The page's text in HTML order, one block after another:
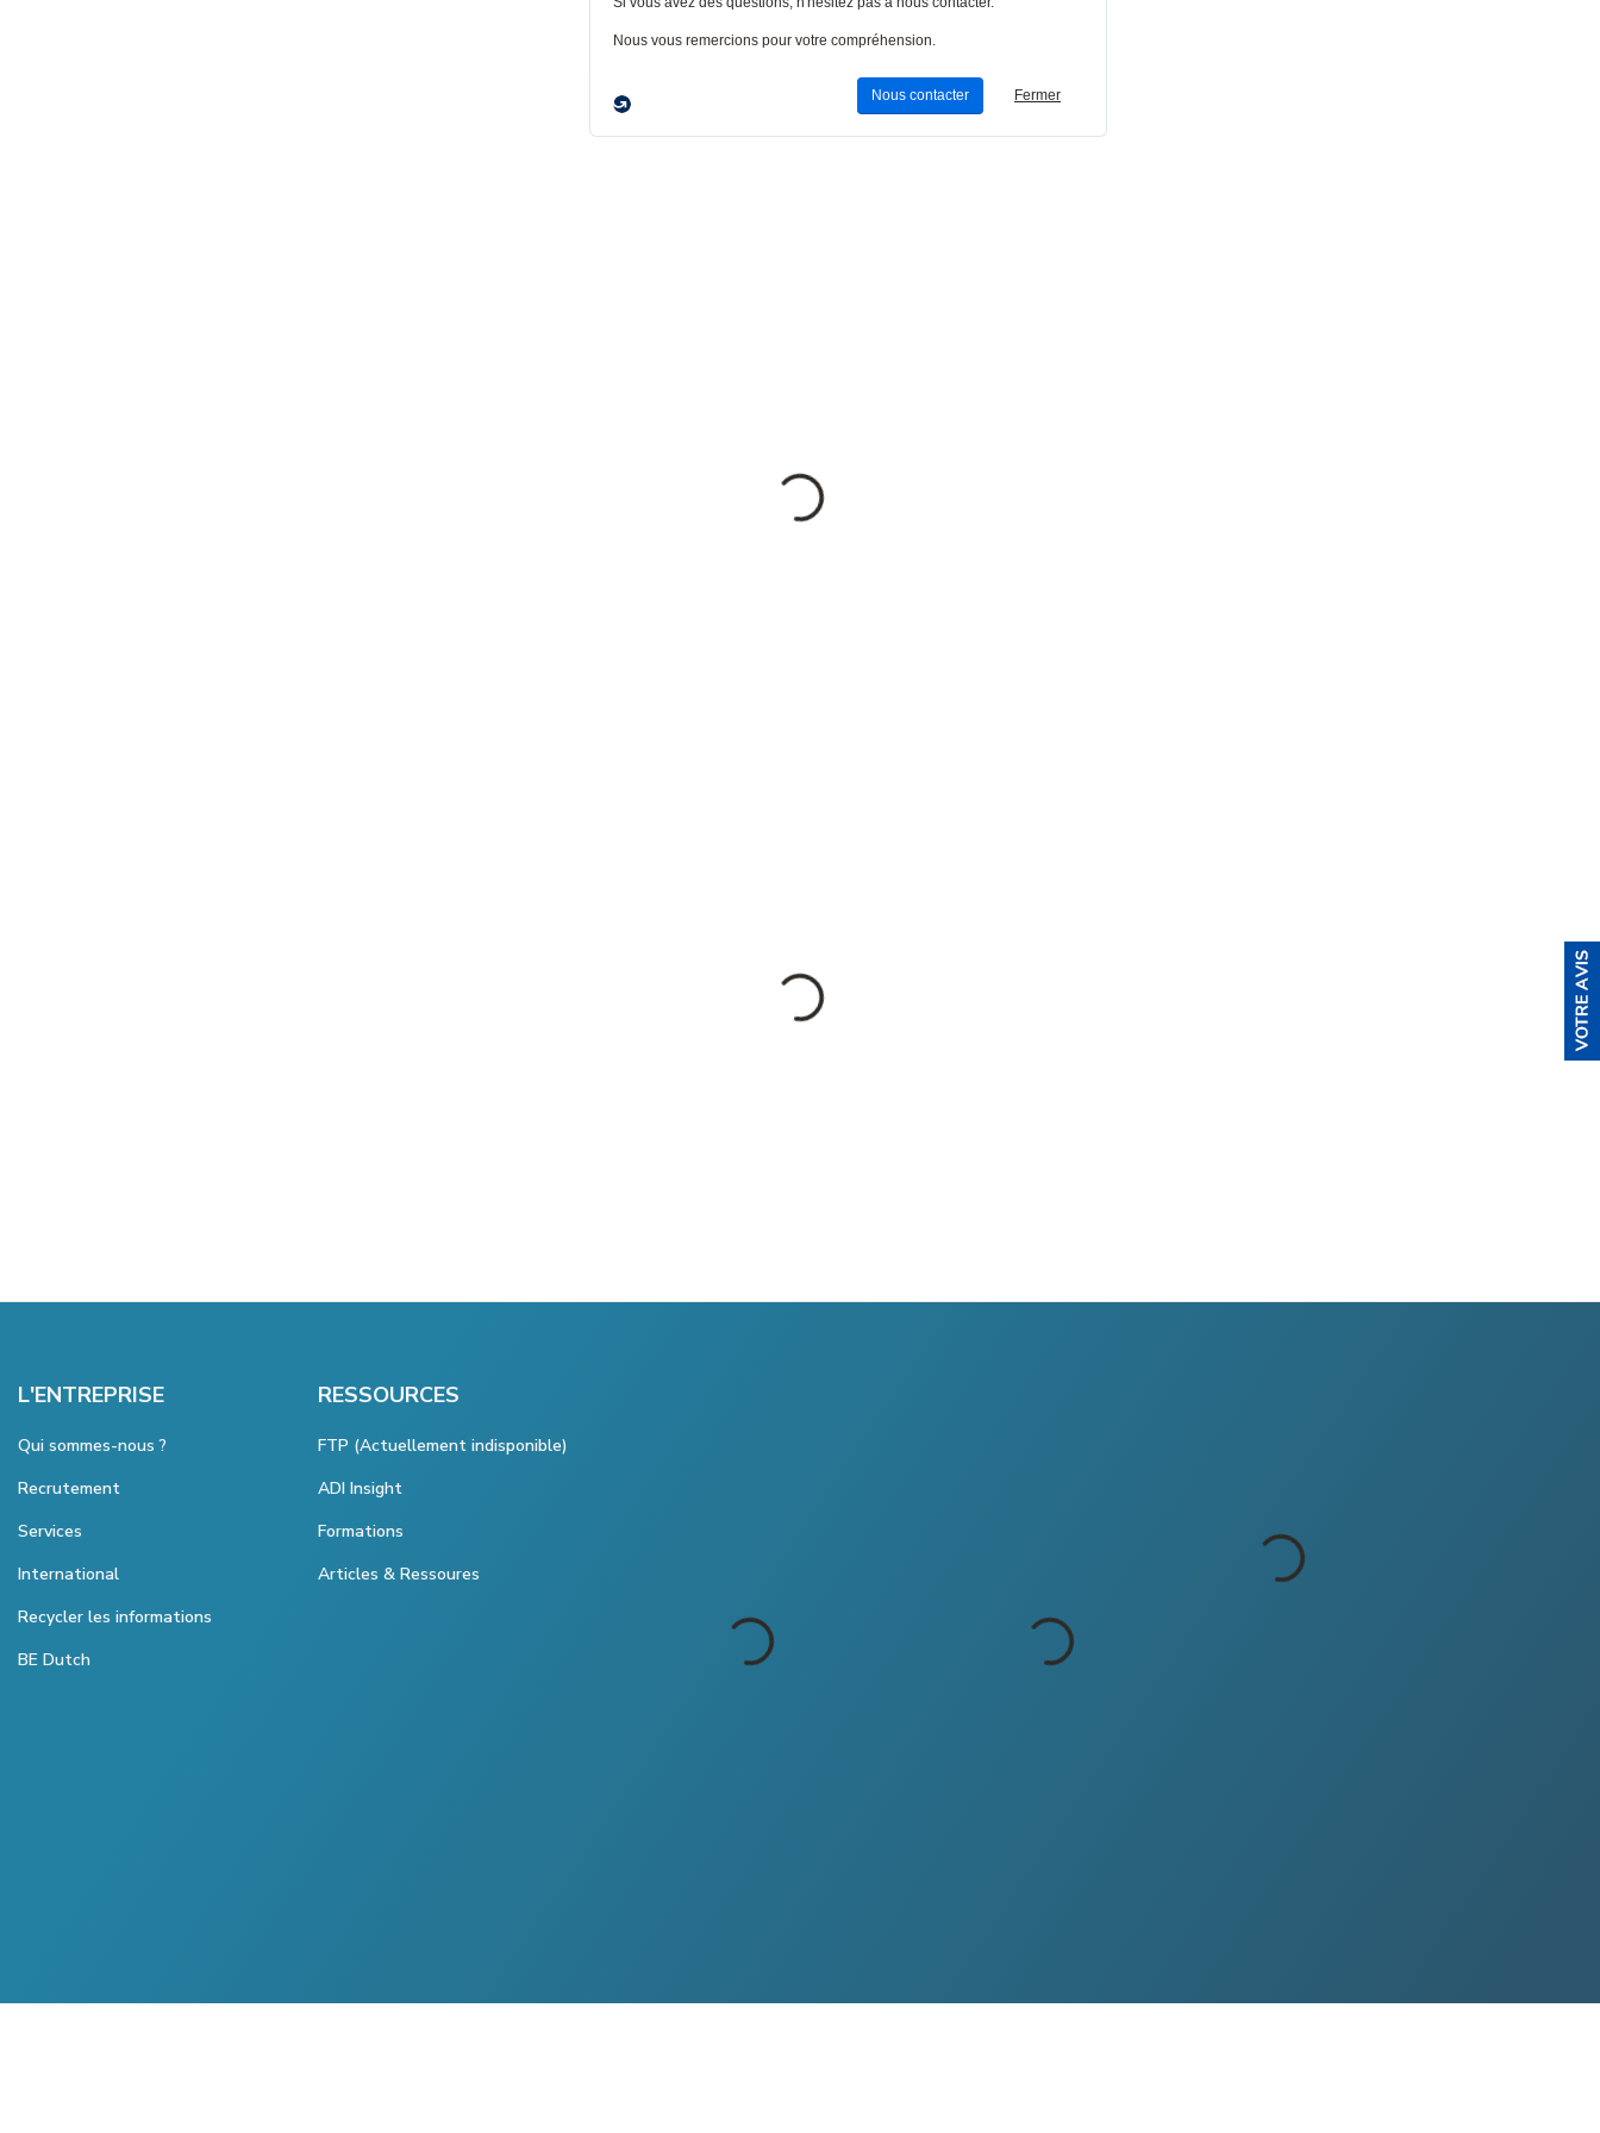
L'ENTREPRISE
Qui sommes-nous ?
Recrutement
Services
International
Recycler les informations
BE Dutch
RESSOURCES
FTP (Actuellement indisponible)
ADI Insight
Formations
Articles & Ressoures